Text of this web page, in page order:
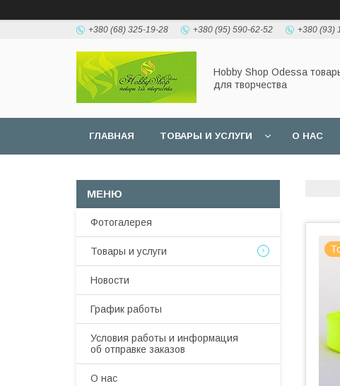
+380 (68) 325-19-28 +380 (95) 590-62-52 +380 (93)
Hobbу Shop Odessa
для творчества
ГЛАВНАЯ ТОВАРЫ И УСЛУГИ О НАС
Фотогалерея
Товары и услуги
Новости
График работы
Условия работы и информация
об отправке заказов
О нас